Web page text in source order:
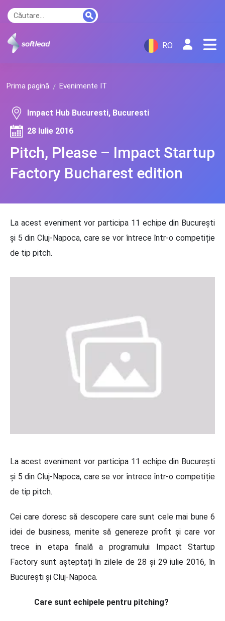
RO
Prima pagină Evenimente IT
Pitch, Please – Impact Startup
Factory Bucharest edition
Impact Hub Bucuresti, Bucuresti
28 Iulie 2016
La acest eveniment vor participa 11 echipe din București
și 5 din Cluj-Napoca, care se vor întrece într-o competiție
de tip pitch.
La acest eveniment vor participa 11 echipe din București
și 5 din Cluj-Napoca, care se vor întrece într-o competiție
de tip pitch.
Cei care doresc să descopere care sunt cele mai bune 6
idei de business, menite să genereze profit și care vor
trece in etapa finală a programului Impact Startup
Factory sunt așteptați în zilele de 28 și 29 iulie 2016, în
București și Cluj-Napoca.
Care sunt echipele pentru pitching?